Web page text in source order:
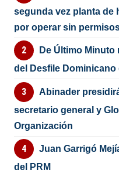
segunda vez planta de
por operar sin
De Último Minuto
del Desfile Dominicano
Abinader
secretario general y
Organización
Juan Garrigó
del PRM